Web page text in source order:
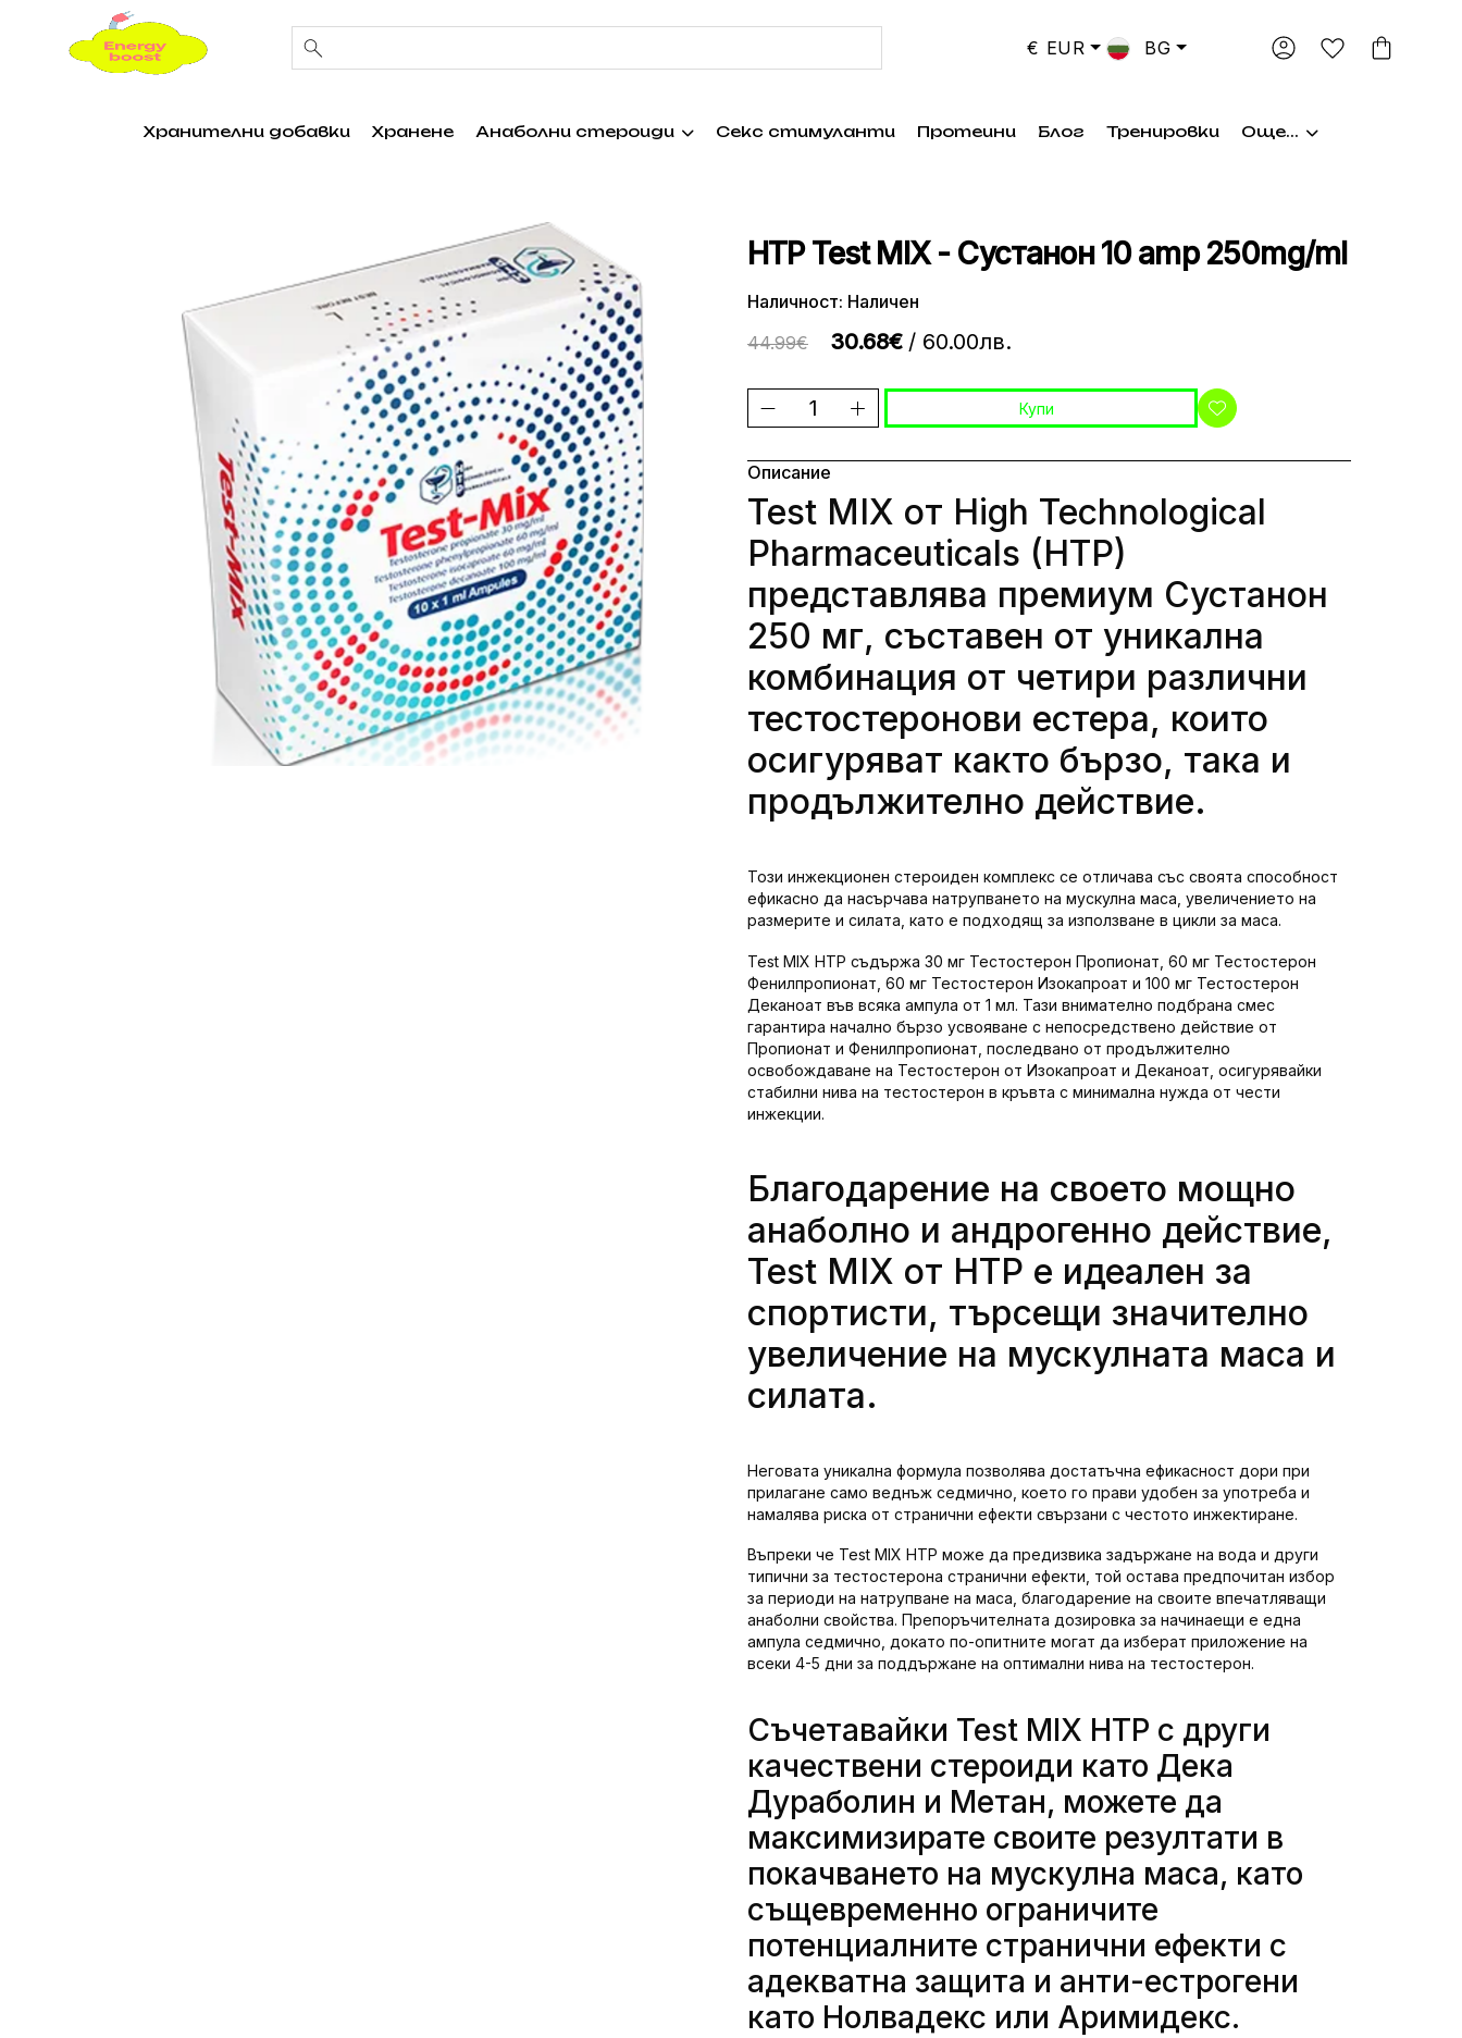
€ EUR BG
Хранителни добавки Хранене Тренировки
Анаболни стероиди Секс стимуланти Протеини Блог Още...
HTP Test MIX - Сустанон 10 amp 250mg/ml
Наличност: Наличен
44.99€
30.68€ / 60.00лв.
Купи
Описание
Test MIX от High Technological
Pharmaceuticals (HTP)
представлява премиум Сустанон
250 мг, съставен от уникална
комбинация от четири различни
тестостеронови естера, които
осигуряват както бързо, така и
продължително действие.
Този инжекционен стероиден комплекс се отличава със своята способност
ефикасно да насърчава натрупването на мускулна маса, увеличението на
размерите и силата, като е подходящ за използване в цикли за маса.
Test MIX HTP съдържа 30 мг Тестостерон Пропионат, 60 мг Тестостерон
Фенилпропионат, 60 мг Тестостерон Изокапроат и 100 мг Тестостерон
Деканоат във всяка ампула от 1 мл. Тази внимателно подбрана смес
гарантира начално бързо усвояване с непосредствено действие от
Пропионат и Фенилпропионат, последвано от продължително
освобождаване на Тестостерон от Изокапроат и Деканоат, осигурявайки
стабилни нива на тестостерон в кръвта с минимална нужда от чести
инжекции.
Благодарение на своето мощно
анаболно и андрогенно действие,
Test MIX от HTP е идеален за
спортисти, търсещи значително
увеличение на мускулната маса и
силата.
Неговата уникална формула позволява достатъчна ефикасност дори при
прилагане само веднъж седмично, което го прави удобен за употреба и
намалява риска от странични ефекти свързани с честото инжектиране.
Въпреки че Test MIX HTP може да предизвика задържане на вода и други
типични за тестостерона странични ефекти, той остава предпочитан избор
за периоди на натрупване на маса, благодарение на своите впечатляващи
анаболни свойства. Препоръчителната дозировка за начинаещи е една
ампула седмично, докато по-опитните могат да изберат приложение на
всеки 4-5 дни за поддържане на оптимални нива на тестостерон.
Съчетавайки Test MIX HTP с други
качествени стероиди като Дека
Дураболин и Метан, можете да
максимизирате своите резултати в
покачването на мускулна маса, като
същевременно ограничите
потенциалните странични ефекти с
адекватна защита и анти-естрогени
като Нолвадекс или Аримидекс.